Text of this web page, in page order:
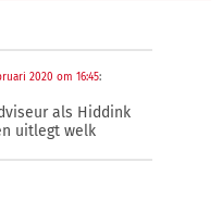
2020 om 16:45:
als Hiddink
uitlegt welk